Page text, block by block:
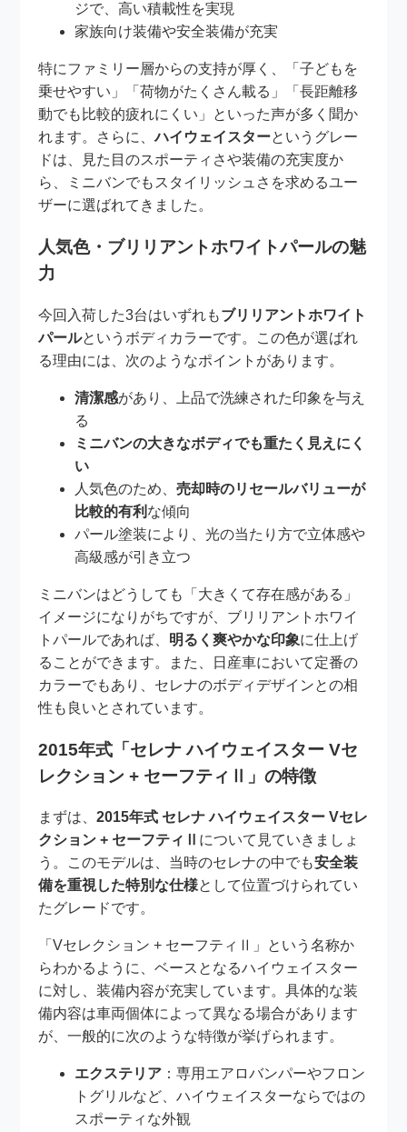
ジで、高い積載性を実現
家族向け装備や安全装備が充実
特にファミリー層からの支持が厚く、「子どもを
乗せやすい」「荷物がたくさん載る」「長距離移
動でも比較的疲れにくい」といった声が多く聞か
れます。さらに、ハイウェイスターというグレー
ドは、見た目のスポーティさや装備の充実度か
ら、ミニバンでもスタイリッシュさを求めるユー
ザーに選ばれてきました。
人気色・ブリリアントホワイトパールの魅
力
今回入荷した3台はいずれもブリリアントホワイト
パールというボディカラーです。この色が選ばれ
る理由には、次のようなポイントがあります。
清潔感があり、上品で洗練された印象を与え
る
ミニバンの大きなボディでも重たく見えにく
い
人気色のため、売却時のリセールバリューが
比較的有利 な傾向
パール塗装により、光の当たり方で立体感や
高級感が引き立つ
ミニバンはどうしても「大きくて存在感がある」
イメージになりがちですが、ブリリアントホワイ
トパールであれば、 明るく爽やかな印象に仕上げ
ることができます。また、日産車において定番の
カラーでもあり、セレナのボディデザインとの相
性も良いとされています。
2015年式「セレナ ハイウェイスター Vセ
レクション + セーフティⅡ」の特徴
まずは、2015年式 セレナ ハイウェイスター Vセレ
クション + セーフティⅡ について見ていきましょ
う。このモデルは、当時のセレナの中でも安全装
備を重視した特別な仕様として位置づけられてい
たグレードです。
「Vセレクション + セーフティⅡ」という名称か
らわかるように、ベースとなるハイウェイスター
に対し、装備内容が充実しています。具体的な装
備内容は車両個体によって異なる場合があります
が、一般的に次のような特徴が挙げられます。
エクステリア ：専用エアロバンパーやフロン
トグリルなど、ハイウェイスターならではの
スポーティな外観